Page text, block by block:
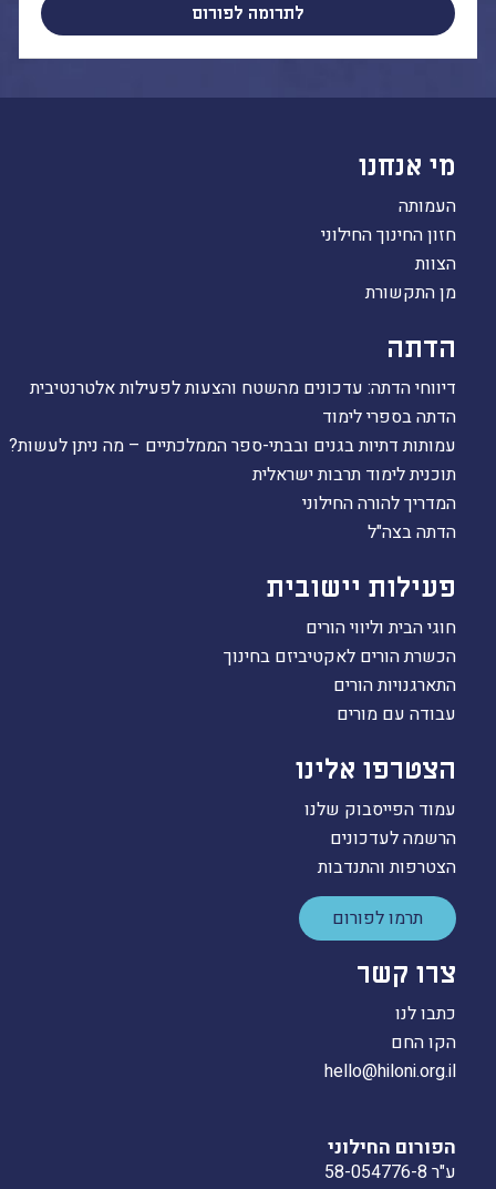
העמותה
חזון החינוך החילוני
כתבו לנו
הקו החם
הצטרפות והתנדבות
הרשמה לעדכונים
בפייסבוק
לתרומה לפורום
מי אנחנו
העמותה
חזון החינוך החילוני
הצוות
מן התקשורת
הדתה
דיווחי הדתה: עדכונים מהשטח והצעות לפעילות אלטרנטיבית
הדתה בספרי לימוד
עמותות דתיות בגנים ובבתי-ספר הממלכתיים – מה ניתן לעשות?
תוכנית לימוד תרבות ישראלית
המדריך להורה החילוני
הדתה בצה"ל
פעילות יישובית
חוגי הבית וליווי הורים
הכשרת הורים לאקטיביזם בחינוך
התארגנויות הורים
עבודה עם מורים
הצטרפו אלינו
עמוד הפייסבוק שלנו
הרשמה לעדכונים
הצטרפות והתנדבות
תרמו לפורום
צרו קשר
כתבו לנו
הקו החם
hello@hiloni.org.il
הפורום החילוני
ע"ר 58-054776-8